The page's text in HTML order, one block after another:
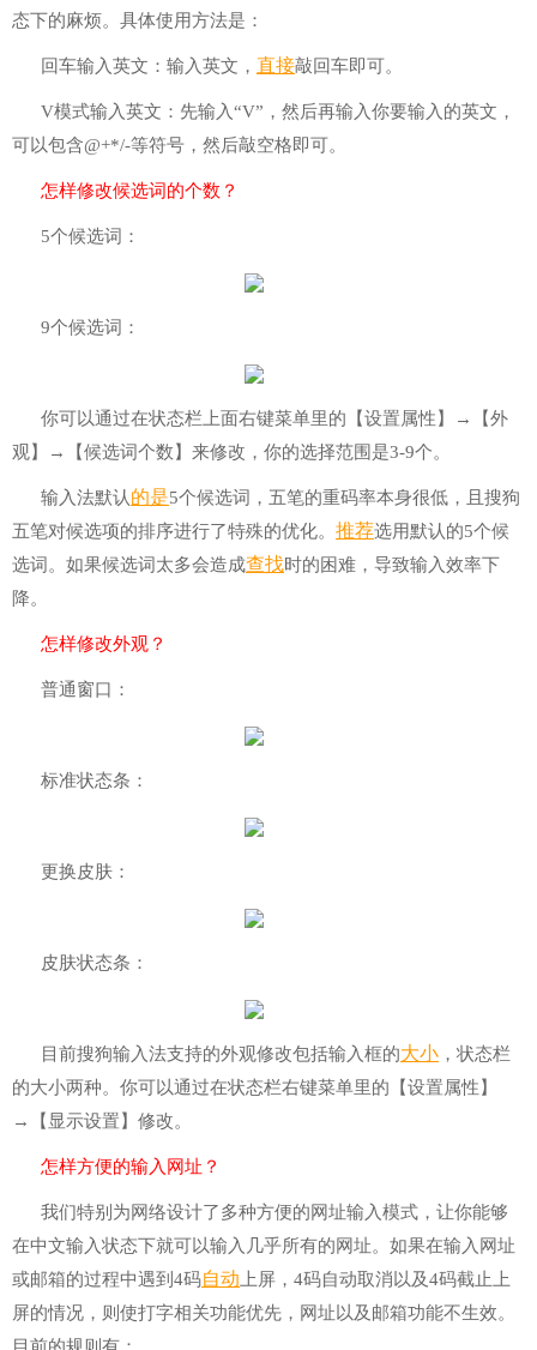
态下的麻烦。具体使用方法是：
回车输入英文：输入英文， 直接敲回车即可。
V模式输入英文：先输入“V”，然后再输入你要输入的英文，
可以包含@+*/-等符号，然后敲空格即可。
怎样修改候选词的个数？
5个候选词：
9个候选词：
你可以通过在状态栏上面右键菜单里的【设置属性】→【外
观】→【候选词个数】来修改，你的选择范围是3-9个。
输入法默认的是5个候选词，五笔的重码率本身很低，且搜狗
五笔对候选项的排序进行了特殊的优化。 推荐选用默认的5个候
选词。如果候选词太多会造成查找时的困难，导致输入效率下
降。
怎样修改外观？
普通窗口：
标准状态条：
更换皮肤：
皮肤状态条：
目前搜狗输入法支持的外观修改包括输入框的大小 ，状态栏
的大小两种。你可以通过在状态栏右键菜单里的【设置属性】
→【显示设置】修改。
怎样方便的输入网址？
我们特别为网络设计了多种方便的网址输入模式，让你能够
在中文输入状态下就可以输入几乎所有的网址。如果在输入网址
或邮箱的过程中遇到4码自动 上屏，4码自动取消以及4码截止上
屏的情况，则使打字相关功能优先，网址以及邮箱功能不生效。